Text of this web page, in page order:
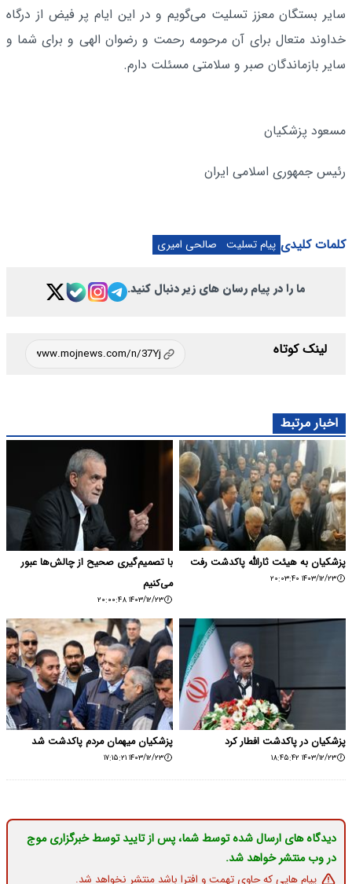
سایر بستگان معزز تسلیت می‌گویم و در این ایام پر فیض از درگاه
خداوند متعال برای آن مرحومه رحمت و رضوان الهی و برای شما و
سایر بازماندگان صبر و سلامتی مسئلت دارم.
مسعود پزشکیان
رئیس جمهوری اسلامی ایران
کلمات کلیدی پیام تسلیت صالحی امیری
ما را در پیام رسان های زیر دنبال کنید.
لینک کوتاه
اخبار مرتبط
پزشکیان به هیئت ثارالله پاکدشت رفت
۱۴۰۳/۱۲/۲۳ ۲۰:۰۳:۴۰
با تصمیم‌گیری صحیح از چالش‌ها عبور
می‌کنیم
۱۴۰۳/۱۲/۲۳ ۲۰:۰۰:۴۸
پزشکیان در پاکدشت افطار کرد
۱۴۰۳/۱۲/۲۳ ۱۸:۴۵:۴۲
پزشکیان میهمان مردم پاکدشت شد
۱۴۰۳/۱۲/۲۳ ۱۷:۱۵:۲۱
دیدگاه های ارسال شده توسط شما، پس از تایید توسط خبرگزاری موج
در وب منتشر خواهد شد.
پیام هایی که حاوی تهمت و افترا باشد منتشر نخواهد شد.